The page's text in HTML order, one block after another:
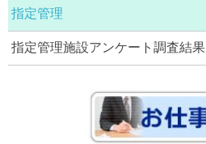
指定管理
指定管理施設アンケート調査結果